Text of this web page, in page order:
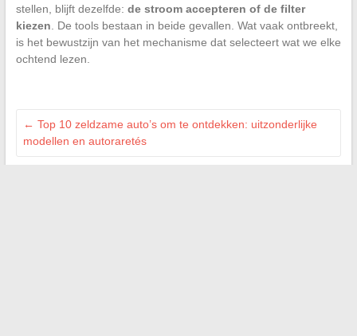
stellen, blijft dezelfde: de stroom accepteren of de filter
kiezen. De tools bestaan in beide gevallen. Wat vaak ontbreekt,
is het bewustzijn van het mechanisme dat selecteert wat we elke
ochtend lezen.
← Top 10 zeldzame auto’s om te ontdekken: uitzonderlijke
modellen en autoraretés